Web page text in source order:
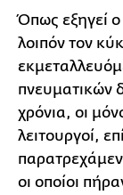
Όπως εξηγεί
λοιπόν τον
πνευματικών
χρόνια, οι
λειτουργοί,
οι οποίοι